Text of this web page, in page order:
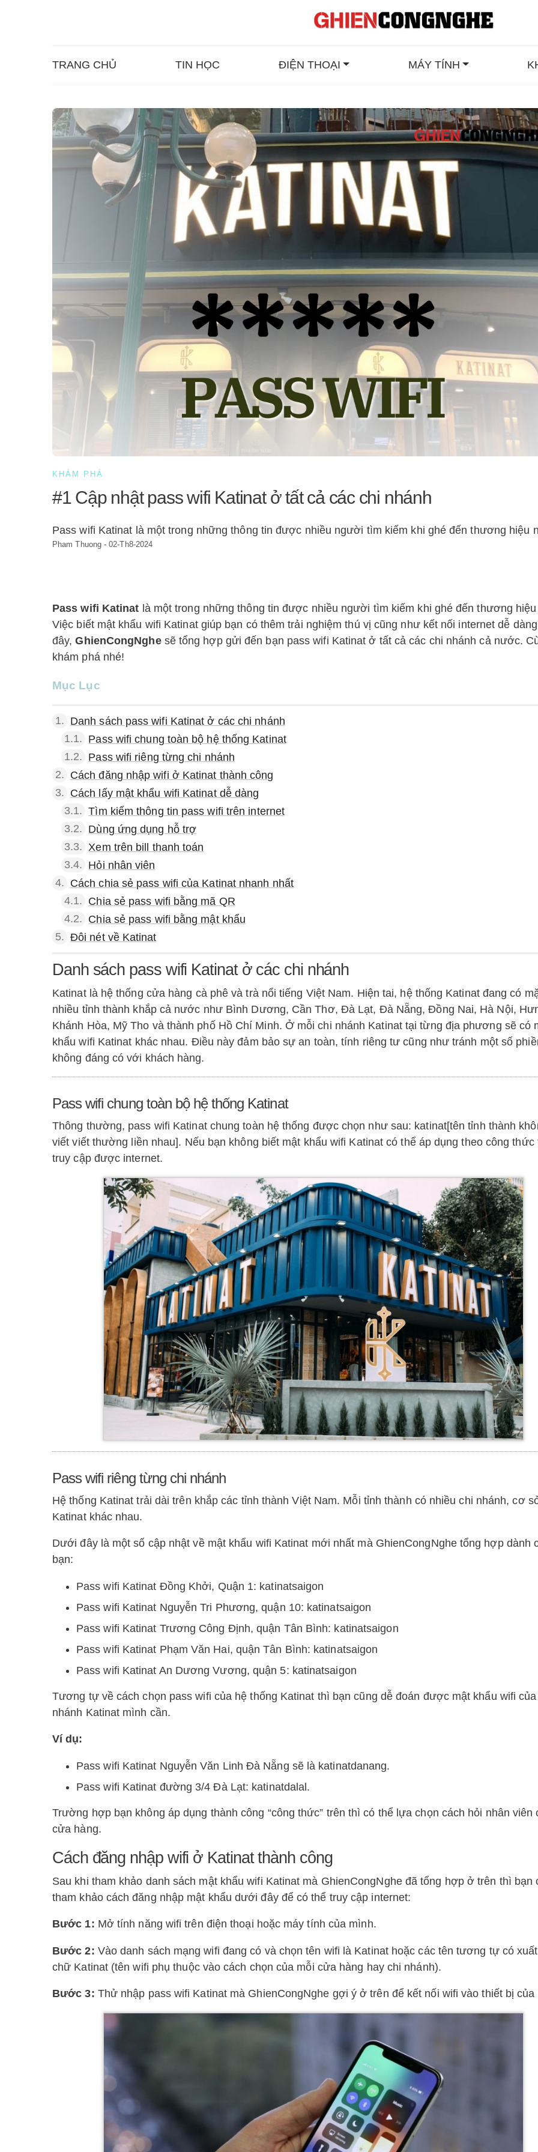
TRANG CHỦ TIN HỌC ĐIỆN THOẠI MÁY TÍNH
KHÁM PHÁ
#1 Cập nhật pass wifi Katinat ở tất cả các chi nhánh
Pass wifi Katinat là một trong những thông tin được nhiều người tìm kiếm khi ghé đến thương hiệu
Pham Thuong-02-Th8-2024
Pass wifi Katinat là một trong những thông tin được nhiều người tìm kiếm khi ghé đến thương hiệu
Việc biết mật khẩu wifi Katinat giúp bạn có thêm trải nghiệm thú vị cũng như kết nối internet dễ
đây,GhienCongNghesẽ tổng hợp gửi đến bạn pass wifi Katinat ở tất cả các chi nhánh cả nước.
khám phá nhé!
Mục Lục
1. Danh sách pass wifi Katinat ở các chi nhánh
1.1. Pass wifi chung toàn bộ hệ thống Katinat
1.2. Pass wifi riêng từng chi nhánh
2. Cách đăng nhập wifi ở Katinat thành công
3. Cách lấy mật khẩu wifi Katinat dễ dàng
3.1. Tìm kiếm thông tin pass wifi trên internet
3.2. Dùng ứng dụng hỗ trợ
3.3. Xem trên bill thanh toán
3.4. Hỏi nhân viên
4. Cách chia sẻ pass wifi của Katinat nhanh nhất
4.1. Chia sẻ pass wifi bằng mã QR
4.2. Chia sẻ pass wifi bằng mật khẩu
5. Đôi nét về Katinat
Danh sách pass wifi Katinat ở các chi nhánh
Katinat là hệ thống cửa hàng cà phê và trà nổi tiếng Việt Nam. Hiện tai, hệ thống Katinat đang có
nhiều tỉnh thành khắp cả nước như Bình Dương, Cần Thơ, Đà Lạt, Đà Nẵng, Đồng Nai, Hà Nội,
Khánh Hòa, Mỹ Tho và thành phố Hồ Chí Minh. Ở mỗi chi nhánh Katinat tại từng địa phương sẽ có
khẩu wifi Katinat khác nhau. Điều này đảm bảo sự an toàn, tính riêng tư cũng như tránh một số
không đáng có với khách hàng.
Pass wifi chung toàn bộ hệ thống Katinat
Thông thường, pass wifi Katinat chung toàn hệ thống được chọn như sau: katinat[tên tỉnh thành
viết viết thường liền nhau]. Nếu bạn không biết mật khẩu wifi Katinat có thể áp dụng theo công thức
truy cập được internet.
Pass wifi riêng từng chi nhánh
Hệ thống Katinat trải dài trên khắp các tỉnh thành Việt Nam. Mỗi tỉnh thành có nhiều chi nhánh, cơ
Katinat khác nhau.
Dưới đây là một số cập nhật về mật khẩu wifi Katinat mới nhất mà GhienCongNghe tổng hợp dành
bạn:
Pass wifi Katinat Đồng Khởi, Quận 1: katinatsaigon
Pass wifi Katinat Nguyễn Tri Phương, quận 10: katinatsaigon
Pass wifi Katinat Trương Công Định, quận Tân Bình: katinatsaigon
Pass wifi Katinat Phạm Văn Hai, quận Tân Bình: katinatsaigon
Pass wifi Katinat An Dương Vương, quận 5: katinatsaigon
Tương tự về cách chọn pass wifi của hệ thống Katinat thì bạn cũng dễ đoán được mật khẩu wifi
nhánh Katinat mình cần.
Ví dụ:
Pass wifi Katinat Nguyễn Văn Linh Đà Nẵng sẽ là katinatdanang.
Pass wifi Katinat đường 3/4 Đà Lạt: katinatdalal.
Trường hợp bạn không áp dụng thành công “công thức” trên thì có thể lựa chọn cách hỏi nhân viên
cửa hàng.
Cách đăng nhập wifi ở Katinat thành công
Sau khi tham khảo danh sách mật khẩu wifi Katinat mà GhienCongNghe đã tổng hợp ở trên thì bạn
tham khảo cách đăng nhập mật khẩu dưới đây để có thể truy cập internet:
Bước 1: Mở tính năng wifi trên điện thoại hoặc máy tính của mình.
Bước 2: Vào danh sách mạng wifi đang có và chọn tên wifi là Katinat hoặc các tên tương tự có
chữ Katinat (tên wifi phụ thuộc vào cách chọn của mỗi cửa hàng hay chi nhánh).
Bước 3: Thử nhập pass wifi Katinat mà GhienCongNghe gợi ý ở trên để kết nối wifi vào thiết bị của